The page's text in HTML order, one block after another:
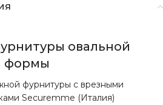
овальной
формы
фурнитуры с врезными
Securemme (Италия)